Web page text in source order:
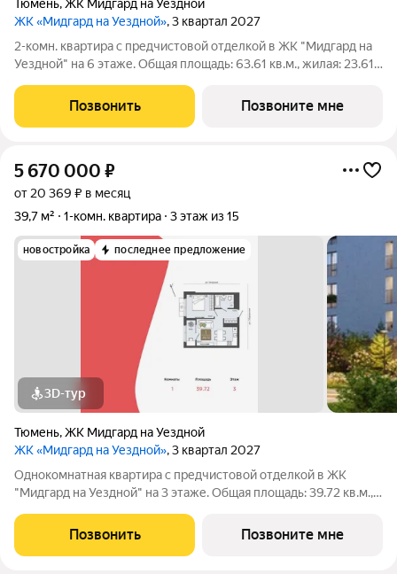
Тюмень, ЖК Мидгард на Уездной
ЖК «Мидгард на Уездной», 3 квартал 2027
2-комн. квартира с предчистовой отделкой в ЖК "Мидгард на
Уездной" на 6 этаже. Общая площадь: 63.61 кв.м., жилая: 23.61
изолированные, все окна выходят на одну сторону. В квартире
одна
Позвонить Позвоните мне
5 670 000 ₽
от 20 369 ₽ в месяц
39,7 м²
1-комн. квартира 3 этаж из 15
новостройка последнее предложение
3D-тур
Тюмень,ЖК Мидгард на Уездной
ЖК «Мидгард на Уездной», 3 квартал 2027
Однокомнатная квартира с предчистовой отделкой в ЖК
"Мидгард на Уездной" на 3 этаже. Общая площадь: 39.72 кв.м.,
кв.м. Все окна выходят на одну сторону. В квартире одна
лоджия, один
Позвонить Позвоните мне